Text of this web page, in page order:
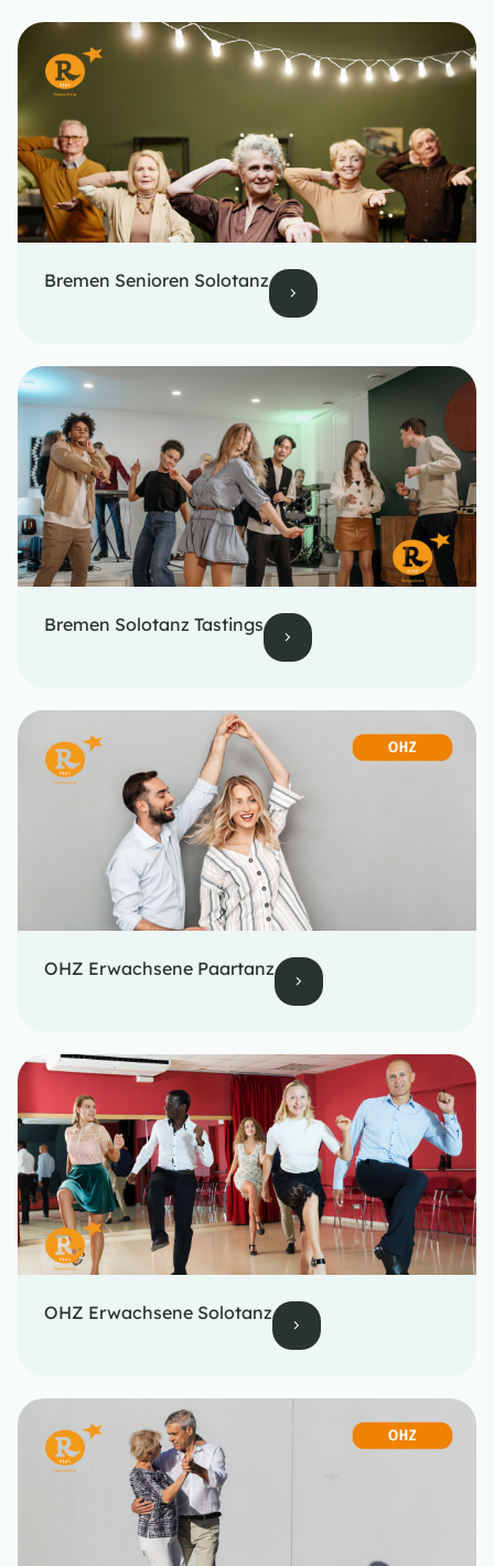
Bremen Senioren Solotanz
Bremen Solotanz Tastings
OHZ Erwachsene Paartanz
OHZ Erwachsene Solotanz